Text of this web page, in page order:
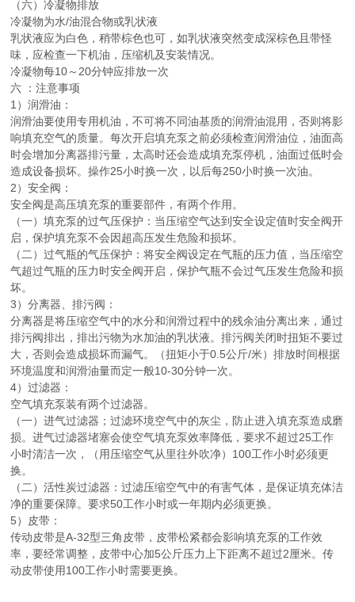
（六）冷凝物排放
冷凝物为水/油混合物或乳状液
乳状液应为白色，稍带棕色也可，如乳状液突然变成深棕色且带怪
味，应检查一下机油，压缩机及安装情况。
冷凝物每10～20分钟应排放一次
六 ：注意事项
1）润滑油：
润滑油要使用专用机油，不可将不同油基质的润滑油混用，否则将影
响填充空气的质量。每次开启填充泵之前必须检查润滑油位，油面高
时会增加分离器排污量，太高时还会造成填充泵停机，油面过低时会
造成设备损坏。操作25小时换一次，以后每250小时换一次油。
2）安全阀：
安全阀是高压填充泵的重要部件，有两个作用。
（一）填充泵的过气压保护：当压缩空气达到安全设定值时安全阀开
启，保护填充泵不会因超高压发生危险和损坏。
（二）过气瓶的气压保护：将安全阀设定在气瓶的压力值，当压缩空
气超过气瓶的压力时安全阀开启，保护气瓶不会过气压发生危险和损
坏。
3）分离器、排污阀：
分离器是将压缩空气中的水分和润滑过程中的残余油分离出来，通过
排污阀排出，排出污物为水加油的乳状液。排污阀关闭时扭矩不要过
大，否则会造成损坏而漏气。（扭矩小于0.5公斤/米）排放时间根据
环境温度和润滑油量而定一般10-30分钟一次。
4）过滤器：
空气填充泵装有两个过滤器。
（一）进气过滤器；过滤环境空气中的灰尘，防止进入填充泵造成磨
损。进气过滤器堵塞会使空气填充泵效率降低，要求不超过25工作
小时清洁一次，（用压缩空气从里往外吹净）100工作小时必须更
换。
（二）活性炭过滤器：过滤压缩空气中的有害气体，是保证填充体洁
净的重要保障。要求50工作小时或一年期内必须更换。
5）皮带：
传动皮带是A-32型三角皮带，皮带松紧都会影响填充泵的工作效
率，要经常调整，皮带中心加5公斤压力上下距离不超过2厘米。传
动皮带使用100工作小时需要更换。